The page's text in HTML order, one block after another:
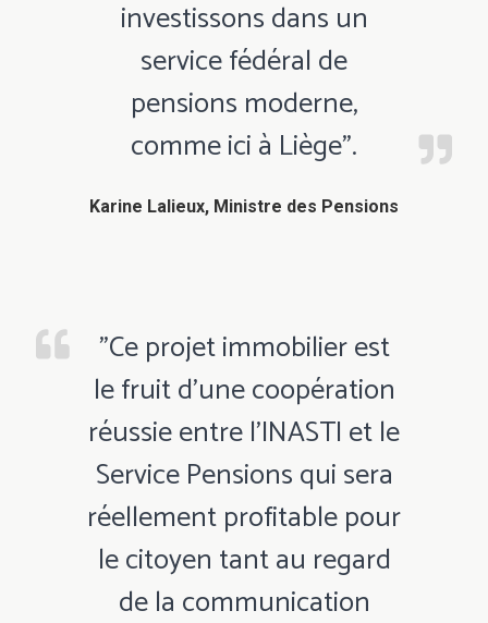
investissons dans un
service fédéral de
pensions moderne,
comme ici à Liège".
Karine Lalieux, Ministre des Pensions
"Ce projet immobilier est
le fruit d’une coopération
réussie entre l’INASTI et le
Service Pensions qui sera
réellement profitable pour
le citoyen tant au regard
de la communication